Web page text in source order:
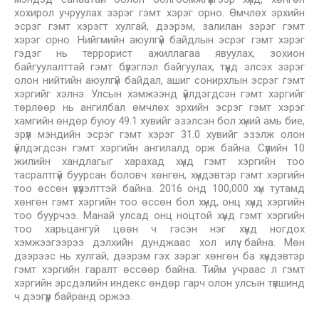
хохирол учруулах зэрэг гэмт хэрэг орно. Өмчлөх эрхийн
эсрэг гэмт хэрэгт хулгай, дээрэм, залилан зэрэг гэмт
хэрэг орно. Нийгмийн аюулгүй байдлын эсрэг гэмт хэрэг
гэдэг нь террорист ажиллагаа явуулах, зохион
байгуулалттай гэмт бүлэглэл байгуулах, түүнд элсэх зэрэг
олон нийтийн аюулгүй байдал, ашиг сонирхлын эсрэг гэмт
хэргийг хэлнэ. Улсын хэмжээнд үйлдэгдсэн гэмт хэргийг
төрлөөр нь ангилбал өмчлөх эрхийн эсрэг гэмт хэрэг
хамгийн өндөр буюу 49.1 хувийг эзэлсэн бол хүний амь бие,
эрүүл мэндийн эсрэг гэмт хэрэг 31.0 хувийг эзэлж олон
үйлдэгдсэн гэмт хэргийн ангилалд орж байна. Сүүлийн 10
жилийн хандлагыг харахад хүнд гэмт хэргийн тоо
тасралтгүй буурсан боловч хөнгөн, хүндэвтэр гэмт хэргийн
тоо өссөн үзүүлэлттэй байна. 2016 онд 100,000 хүн тутамд
хөнгөн гэмт хэргийн тоо өссөн бол хүнд, онц хүнд хэргийн
тоо буурчээ. Манай улсад онц ноцтой хүнд гэмт хэргийн
тоо харьцангуй цөөн ч гэсэн нэг хүнд ногдох
хэмжээгээрээ дэлхийн дунджаас хол илүү байна. Мөн
дээрээс нь хулгай, дээрэм гэх зэрэг хөнгөн ба хүндэвтэр
гэмт хэргийн гаралт өссөөр байна. Тийм учраас л гэмт
хэргийн эрсдэлийн индекс өндөр гарч олон улсын түвшинд
ч дээгүүр байранд оржээ.